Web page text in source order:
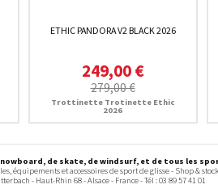
ETHIC PANDORA V2 BLACK 2026
249,00 €
279,00 €
Trottinette Trotinette Ethic
2026
de skate, de windsurf, et de tous les
équipements et accessoires de sport de glisse - Shop &
- Haut-Rhin 68 -Alsace- France- Tél :03 89 57 41 01